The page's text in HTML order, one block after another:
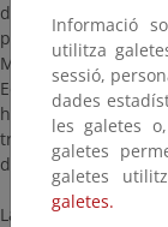
documentación
página, así como en
Murcia (ubicadas
Edificio de
horario
través de la
Las alegaciones
Informació
utilitza
sessió,
dades
les galetes
galetes
galetes
galetes.